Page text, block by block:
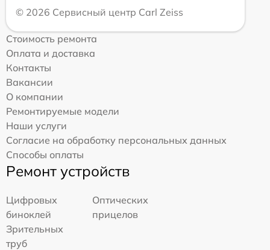
© 2026 Сервисный центр Carl Zeiss
Стоимость ремонта
Оплата и доставка
Контакты
Вакансии
О компании
Ремонтируемые модели
Наши услуги
Согласие на обработку персональных данных
Способы оплаты
Ремонт устройств
Цифровых
биноклей
Оптических
прицелов
Зрительных
труб